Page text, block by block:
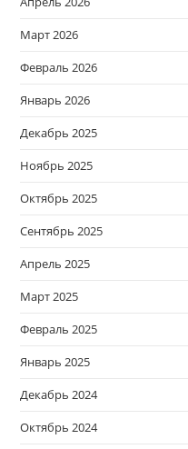
Март 2026
Февраль 2026
Январь 2026
Декабрь 2025
Ноябрь 2025
Октябрь 2025
Сентябрь 2025
Апрель 2025
Март 2025
Февраль 2025
Январь 2025
Декабрь 2024
Октябрь 2024